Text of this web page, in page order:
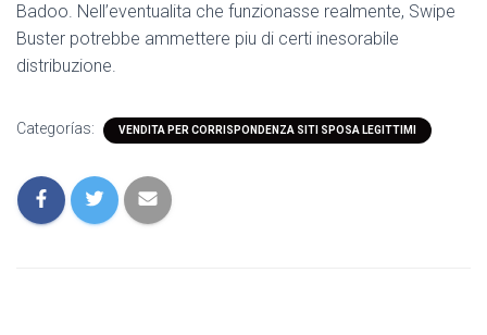
Badoo. Nell’eventualita che funzionasse realmente, Swipe
Buster potrebbe ammettere piu di certi inesorabile
distribuzione.
Categorías: VENDITA PER CORRISPONDENZA SITI SPOSA LEGITTIMI